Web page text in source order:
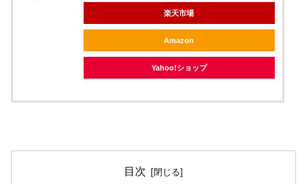
楽天市場
Amazon
Yahoo!ショップ
目次